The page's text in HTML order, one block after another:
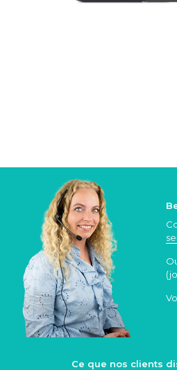
Ce que nos clients